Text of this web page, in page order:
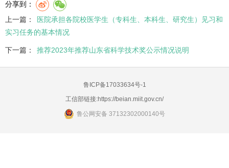
分享到：
上一篇：
医院承担各院校医学生（专科生、本科生、研究生）见习和
实习任务的基本情况
下一篇： 推荐2023年推荐山东省科学技术奖公示情况说明
鲁ICP备17033634号-1
工信部链接:https://beian.miit.gov.cn/
鲁公网安备 37132302000140号